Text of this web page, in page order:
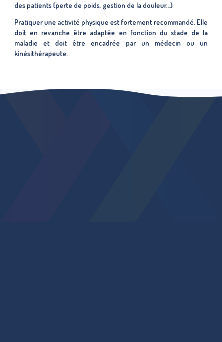
des patients (perte de poids, gestion de la douleur…)
Pratiquer une activité physique est fortement recommandé. Elle
doit en revanche être adaptée en fonction du stade de la
maladie et doit être encadrée par un médecin ou un
kinésithérapeute.